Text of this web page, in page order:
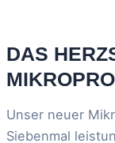
DAS
Unser neuer
Siebenmal